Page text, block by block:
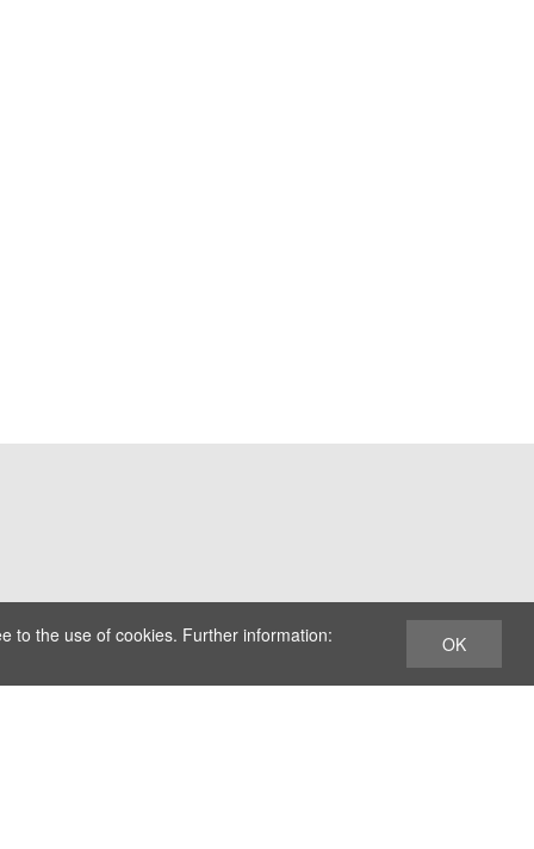
OK
to the use of cookies. Further information: